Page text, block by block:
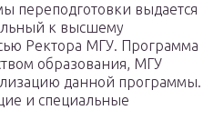
переподготовки выдается
к высшему
Ректора МГУ. Программа
образования, МГУ
данной программы.
и специальные